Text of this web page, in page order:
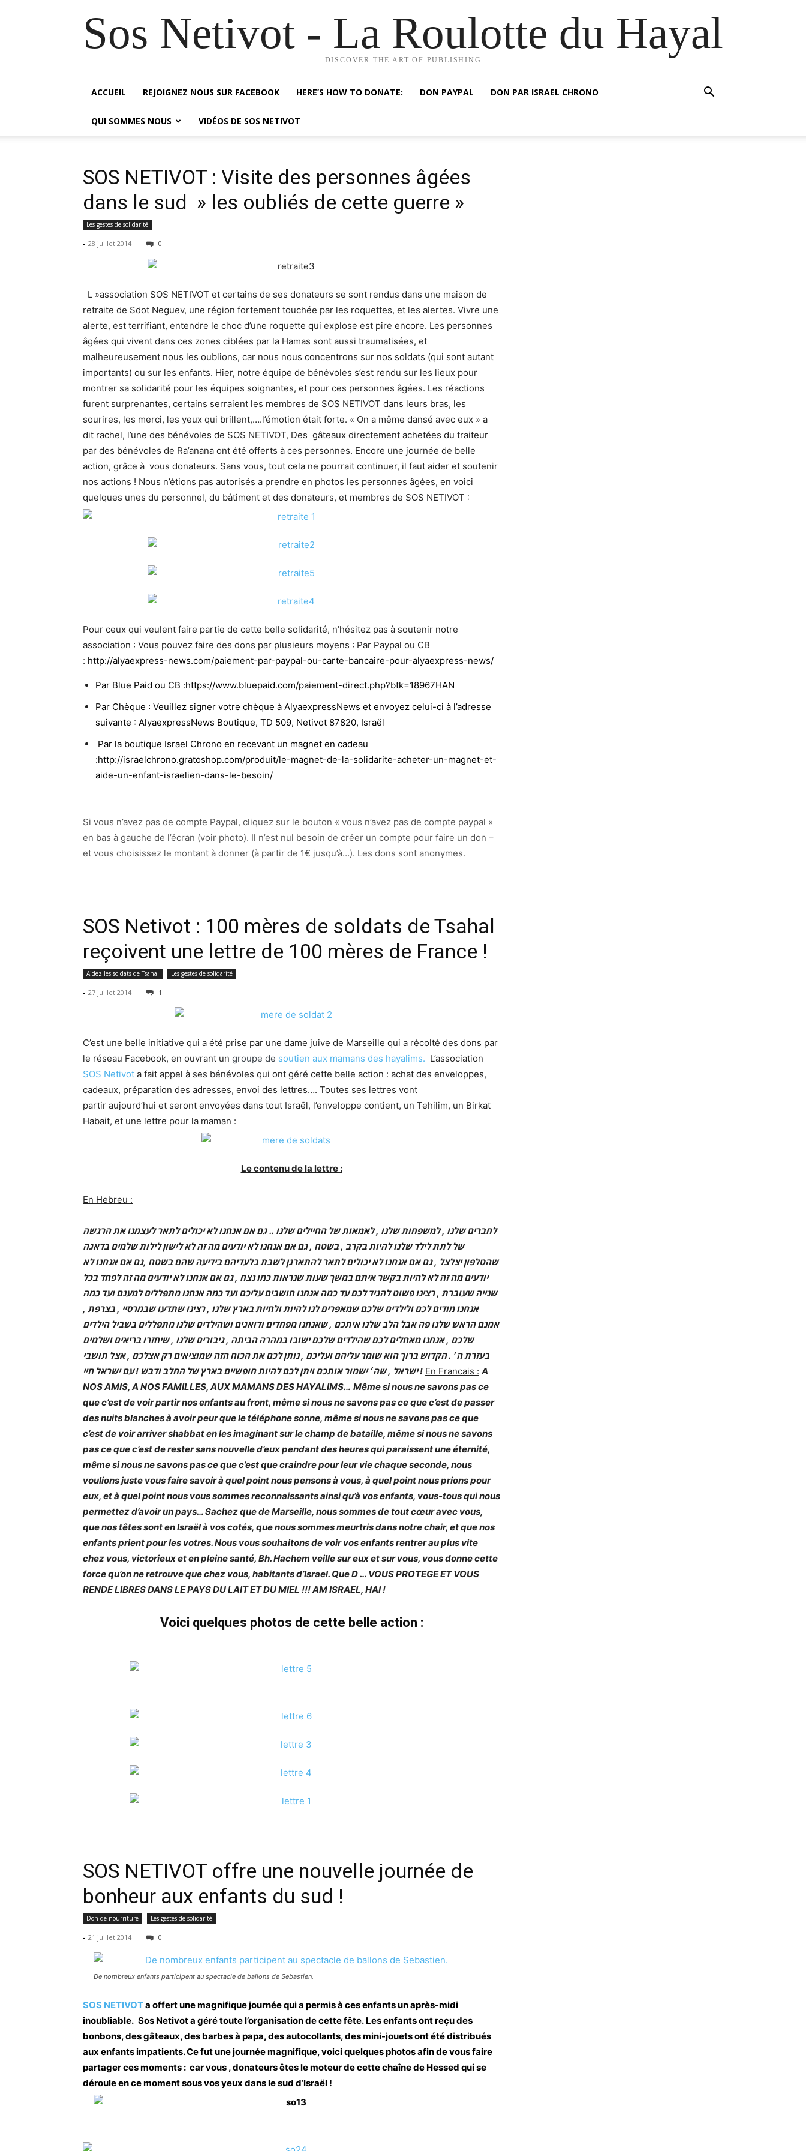
Sos Netivot - La Roulotte du Hayal
DISCOVER THE ART OF PUBLISHING
ACCUEIL REJOIGNEZ NOUS SUR FACEBOOK HERE’S HOW TO DONATE: DON PAYPAL DON PAR ISRAEL CHRONO
QUI SOMMES NOUS VIDÉOS DE SOS NETIVOT
SOS NETIVOT : Visite des personnes âgées
dans le sud » les oubliés de cette guerre »
Les gestes de solidarité
- 28 juillet 2014 0
L »association SOS NETIVOT et certains de ses donateurs se sont rendus dans une maison de
retraite de Sdot Neguev, une région fortement touchée par les roquettes, et les alertes. Vivre une
alerte, est terrifiant, entendre le choc d’une roquette qui explose est pire encore. Les personnes
âgées qui vivent dans ces zones ciblées par la Hamas sont aussi traumatisées, et
malheureusement nous les oublions, car nous nous concentrons sur nos soldats (qui sont autant
importants) ou sur les enfants. Hier, notre équipe de bénévoles s’est rendu sur les lieux pour
montrer sa solidarité pour les équipes soignantes, et pour ces personnes âgées. Les réactions
furent surprenantes, certains serraient les membres de SOS NETIVOT dans leurs bras, les
sourires, les merci, les yeux qui brillent,….l’émotion était forte. « On a même dansé avec eux » a
dit rachel, l’une des bénévoles de SOS NETIVOT, Des gâteaux directement achetées du traiteur
par des bénévoles de Ra’anana ont été offerts à ces personnes. Encore une journée de belle
action, grâce à vous donateurs. Sans vous, tout cela ne pourrait continuer, il faut aider et soutenir
nos actions ! Nous n’étions pas autorisés a prendre en photos les personnes âgées, en voici
quelques unes du personnel, du bâtiment et des donateurs, et membres de SOS NETIVOT :
Pour ceux qui veulent faire partie de cette belle solidarité, n’hésitez pas à soutenir notre
association : Vous pouvez faire des dons par plusieurs moyens : Par Paypal ou CB
: http://alyaexpress-news.com/paiement-par-paypal-ou-carte-bancaire-pour-alyaexpress-news/
Par Blue Paid ou CB :https://www.bluepaid.com/paiement-direct.php?btk=18967HAN
Par Chèque : Veuillez signer votre chèque à AlyaexpressNews et envoyez celui-ci à l’adresse
suivante : AlyaexpressNews Boutique, TD 509, Netivot 87820, Israël
Par la boutique Israel Chrono en recevant un magnet en cadeau
:http://israelchrono.gratoshop.com/produit/le-magnet-de-la-solidarite-acheter-un-magnet-et-
aide-un-enfant-israelien-dans-le-besoin/
Si vous n’avez pas de compte Paypal, cliquez sur le bouton « vous n’avez pas de compte paypal »
en bas à gauche de l’écran (voir photo). Il n’est nul besoin de créer un compte pour faire un don –
et vous choisissez le montant à donner (à partir de 1€ jusqu’à…). Les dons sont anonymes.
SOS Netivot : 100 mères de soldats de Tsahal
reçoivent une lettre de 100 mères de France !
Aidez les soldats de Tsahal Les gestes de solidarité
- 27 juillet 2014 1
C’est une belle initiative qui a été prise par une dame juive de Marseille qui a récolté des dons par
le réseau Facebook, en ouvrant un groupe de soutien aux mamans des hayalims. L’association
SOS Netivot a fait appel à ses bénévoles qui ont géré cette belle action : achat des enveloppes,
cadeaux, préparation des adresses, envoi des lettres…. Toutes ses lettres vont
partir aujourd’hui et seront envoyées dans tout Israël, l’enveloppe contient, un Tehilim, un Birkat
Habait, et une lettre pour la maman :
Le contenu de la lettre :
En Hebreu :
לחברים שלנו , למשפחות שלנו , לאמאות של החיילים שלנו .. גם אם אנחנו לא יכולים לתאר לעצמנו את הרגשה
של לתת לילד שלנו להיות בקרב , בשטח , גם אם אנחנו לא יודעים מה זה לא לישון לילות שלמים בדאגה
שהטלפון יצלצל , גם אם אנחנו לא יכולים לתאר להתארגן לשבת בלעדיהם בידיעה שהם בשטח ,גם אם אנחנו לא
יודעים מה זה לא להיות בקשר איתם במשך שעות שנראות כמו נצח , גם אם אנחנו לא יודעים מה זה לפחד בכל
שנייה שעוברת , רצינו פשוט להגיד לכם עד כמה אנחנו חושבים עליכם ועד כמה אנחנו מתפללים למענם ועד כמה
אנחנו מודים לכם ולילדים שלכם שמאפרים לנו להיות ולחיות בארץ שלנו , רצינו שתדעו שבמרסיי , בצרפת ,
אמנם הראש שלנו פה אבל הלב שלנו איתכם , שאנחנו מפחדים ודואגים ושהילדים שלנו מתפללים בשביל הילדים
שלכם , אנחנו מאחלים לכם שהילדים שלכם ישובו במהרה הביתה , גיבורים שלנו , שיחזרו בריאים ושלמים
בעזרת ה׳ . הקדוש ברוך הוא שומר עליהם ועליכם , נותן לכם את הכוח הזה שמוציאים רק אצלכם , אצל תושבי
ישראל , שה׳ ישמור אותכם ויתן לכם להיות חופשיים בארץ של החלב ודבש ! עם ישראל חיי ! En Francais : A
NOS AMIS, A NOS FAMILLES, AUX MAMANS DES HAYALIMS… Même si nous ne savons pas ce
que c’est de voir partir nos enfants au front, même si nous ne savons pas ce que c’est de passer
des nuits blanches à avoir peur que le téléphone sonne, même si nous ne savons pas ce que
c’est de voir arriver shabbat en les imaginant sur le champ de bataille, même si nous ne savons
pas ce que c’est de rester sans nouvelle d’eux pendant des heures qui paraissent une éternité,
même si nous ne savons pas ce que c’est que craindre pour leur vie chaque seconde, nous
voulions juste vous faire savoir à quel point nous pensons à vous, à quel point nous prions pour
eux, et à quel point nous vous sommes reconnaissants ainsi qu’à vos enfants, vous-tous qui nous
permettez d’avoir un pays… Sachez que de Marseille, nous sommes de tout cœur avec vous,
que nos têtes sont en Israël à vos cotés, que nous sommes meurtris dans notre chair, et que nos
enfants prient pour les votres. Nous vous souhaitons de voir vos enfants rentrer au plus vite
chez vous, victorieux et en pleine santé, Bh. Hachem veille sur eux et sur vous, vous donne cette
force qu’on ne retrouve que chez vous, habitants d’Israel. Que D … VOUS PROTEGE ET VOUS
RENDE LIBRES DANS LE PAYS DU LAIT ET DU MIEL !!! AM ISRAEL, HAI !
Voici quelques photos de cette belle action :
SOS NETIVOT offre une nouvelle journée de
bonheur aux enfants du sud !
Don de nourriture Les gestes de solidarité
- 21 juillet 2014 0
De nombreux enfants participent au spectacle de ballons de Sebastien.
SOS NETIVOTa offert une magnifique journée qui a permis à ces enfants un après-midi
inoubliable. Sos Netivot a géré toute l’organisation de cette fête. Les enfants ont reçu des
bonbons, des gâteaux, des barbes à papa, des autocollants, des mini-jouets ont été distribués
aux enfants impatients. Ce fut une journée magnifique, voici quelques photos afin devous faire
partager ces moments : car vous , donateurs êtes le moteur de cette chaîne de Hessed qui se
déroule en ce moment sous vos yeux dans le sud d’Israël !